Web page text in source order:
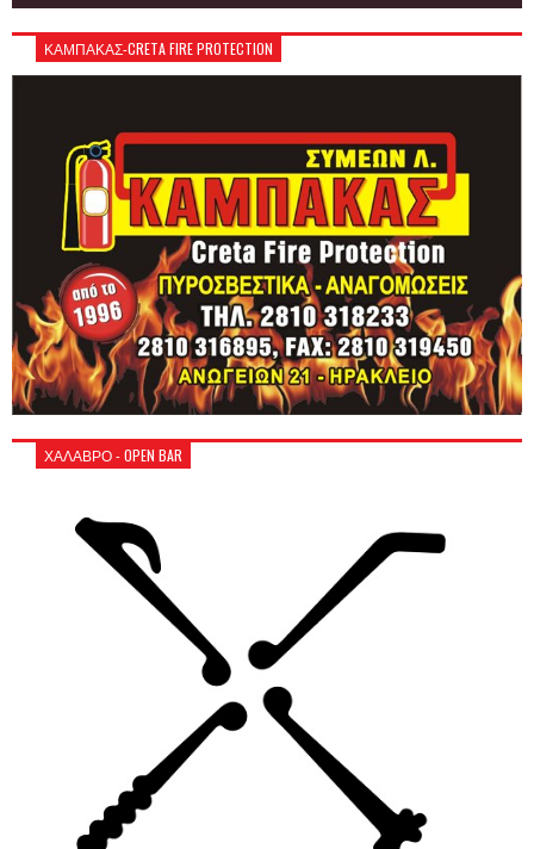
ΚΑΜΠΑΚΑΣ-CRETA FIRE PROTECTION
ΧΑΛΑΒΡΟ - OPEN BAR